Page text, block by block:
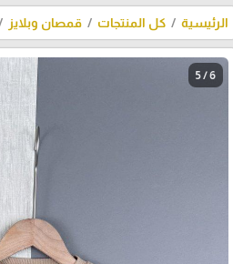
الرئيسية كل المنتجات قمصان وبلايز
5 / 6